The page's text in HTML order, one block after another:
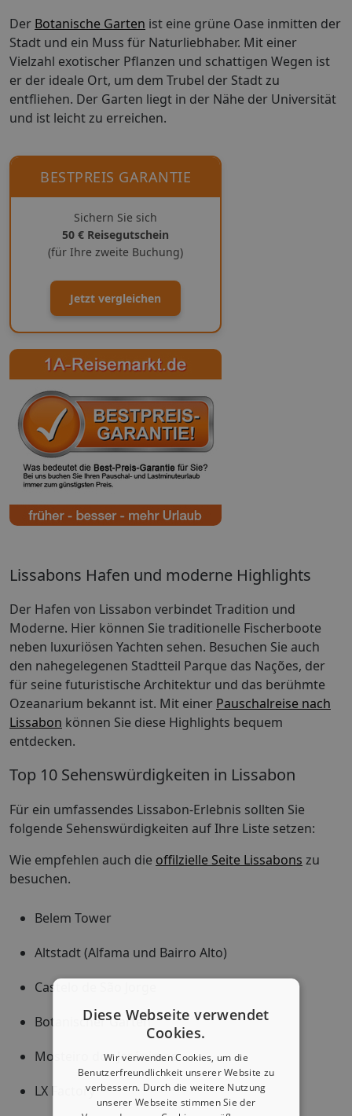
Der Botanische Garten ist eine grüne Oase inmitten der
Stadt und ein Muss für Naturliebhaber. Mit einer
Vielzahl exotischer Pflanzen und schattigen Wegen ist
er der ideale Ort, um dem Trubel der Stadt zu
entfliehen. Der Garten liegt in der Nähe der Universität
und ist leicht zu erreichen.
BESTPREIS GARANTIE
Sichern Sie sich
50 € Reisegutschein
(für Ihre zweite Buchung)
Jetzt vergleichen
Lissabons Hafen und moderne Highlights
Der Hafen von Lissabon verbindet Tradition und
Moderne. Hier können Sie traditionelle Fischerboote
neben luxuriösen Yachten sehen. Besuchen Sie auch
den nahegelegenen Stadtteil Parque das Nações, der
für seine futuristische Architektur und das berühmte
Ozeanarium bekannt ist. Mit einer Pauschalreise nach
Lissabon können Sie diese Highlights bequem
entdecken.
Top 10 Sehenswürdigkeiten in Lissabon
Für ein umfassendes Lissabon-Erlebnis sollten Sie
folgende Sehenswürdigkeiten auf Ihre Liste setzen:
Wie empfehlen auch die offilzielle Seite Lissabons zu
besuchen.
Belem Tower
Altstadt (Alfama und Bairro Alto)
Castelo de São Jorge
Botanischer Garten
Mosteiro dos Jerónimos
LX Factory
Diese Webseite verwendet
Cookies.
Wir verwenden Cookies, um die
Benutzerfreundlichkeit unserer Website zu
verbessern. Durch die weitere Nutzung
unserer Webseite stimmen Sie der